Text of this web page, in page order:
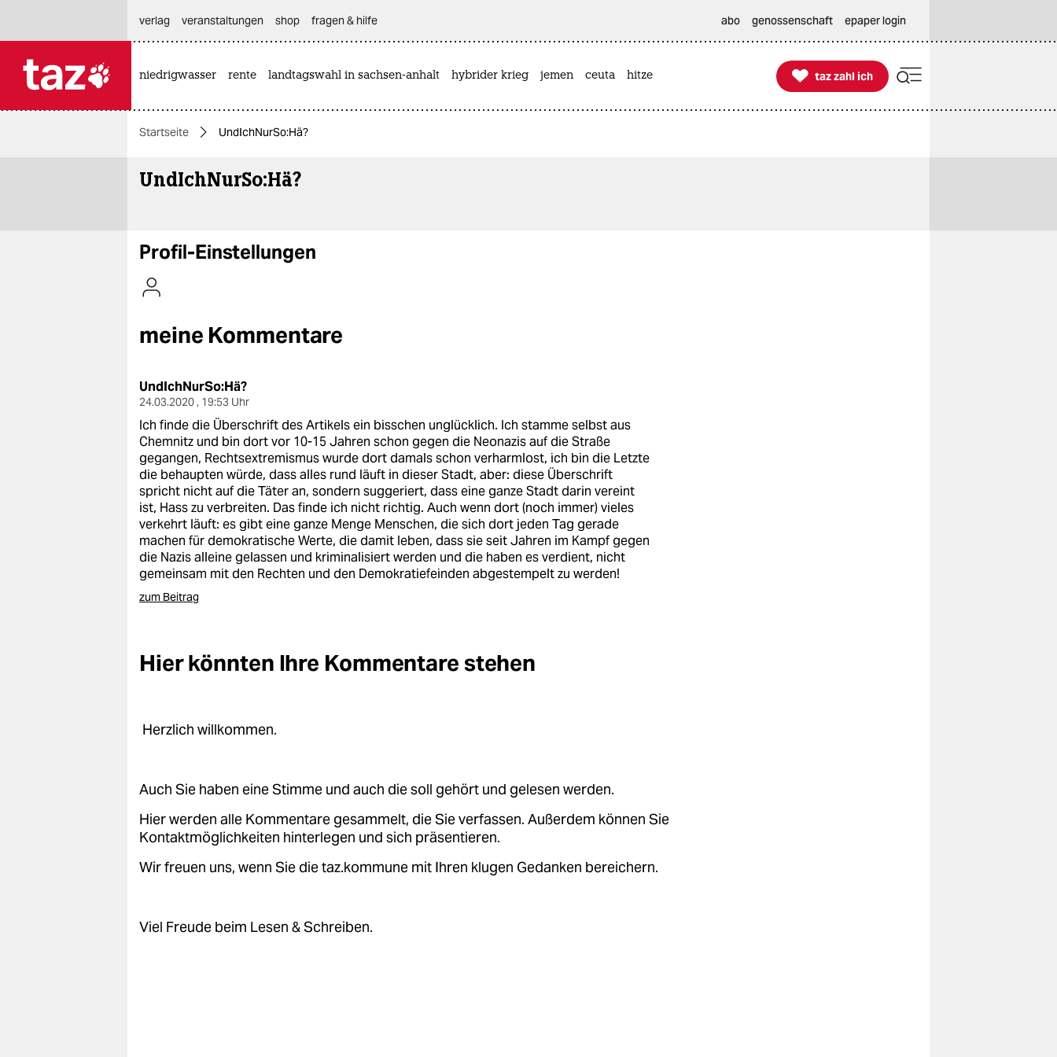
themen
politik
gesellschaft
kultur
nord
wahrheit
verlag
verlag
veranstaltungen
shop
fragen & hilfe
verlag
veranstaltungen shop fragen & hilfe abo genossenschaft epaper login
niedrigwasser rente landtagswahl in sachsen-anhalt hybrider krieg jemen ceuta hitze 
taz zahl ich
taz zahl ich
Startseite UndIchNurSo:Hä?
UndIchNurSo:Hä?
Profil-Einstellungen
meine Kommentare
UndIchNurSo:Hä?
24.03.2020 , 19:53 Uhr
Ich finde die Überschrift des Artikels ein bisschen unglücklich. Ich stamme selbst aus
Chemnitz und bin dort vor 10-15 Jahren schon gegen die Neonazis auf die Straße
gegangen, Rechtsextremismus wurde dort damals schon verharmlost, ich bin die Letzte
die behaupten würde, dass alles rund läuft in dieser Stadt, aber: diese Überschrift
spricht nicht auf die Täter an, sondern suggeriert, dass eine ganze Stadt darin vereint
ist, Hass zu verbreiten. Das finde ich nicht richtig. Auch wenn dort (noch immer) vieles
verkehrt läuft: es gibt eine ganze Menge Menschen, die sich dort jeden Tag gerade
machen für demokratische Werte, die damit leben, dass sie seit Jahren im Kampf gegen
die Nazis alleine gelassen und kriminalisiert werden und die haben es verdient, nicht
gemeinsam mit den Rechten und den Demokratiefeinden abgestempelt zu werden!
zum Beitrag
Hier könnten Ihre Kommentare stehen
Herzlich willkommen.
Auch Sie haben eine Stimme und auch die soll gehört und gelesen werden.
Hier werden alle Kommentare gesammelt, die Sie verfassen. Außerdem können Sie
Kontaktmöglichkeiten hinterlegen und sich präsentieren.
Wir freuen uns, wenn Sie die taz.kommune mit Ihren klugen Gedanken bereichern.
Viel Freude beim Lesen & Schreiben.